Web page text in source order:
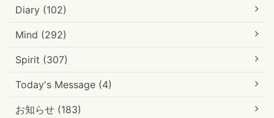
Diary (102)
Mind (292)
Spirit (307)
Today's Message (4)
お知らせ (183)